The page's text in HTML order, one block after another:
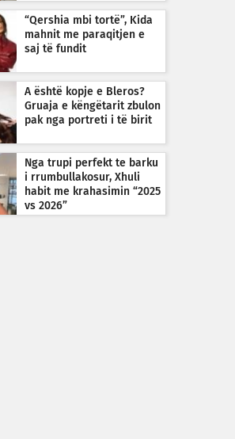
“Qershia mbi tortë”, Kida
mahnit me paraqitjen e
saj të fundit
A është kopje e Bleros?
Gruaja e këngëtarit zbulon
pak nga portreti i të birit
Nga trupi perfekt te barku
i rrumbullakosur, Xhuli
habit me krahasimin “2025
vs 2026”